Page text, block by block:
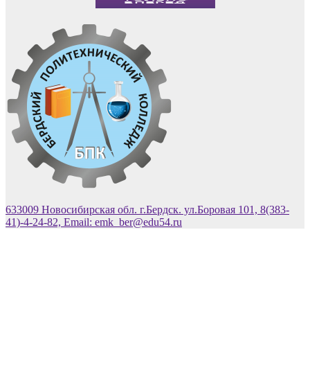
633009 Новосибирская обл. г.Бердск. ул.Боровая 101, 8(383-
41)-4-24-82, Email: emk_ber@edu54.ru